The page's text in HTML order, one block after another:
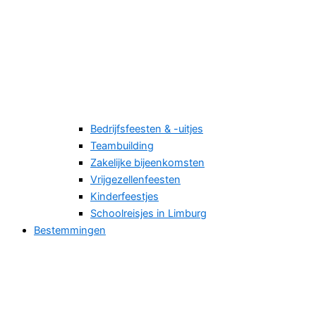
Bedrijfsfeesten & -uitjes
Teambuilding
Zakelijke bijeenkomsten
Vrijgezellenfeesten
Kinderfeestjes
Schoolreisjes in Limburg
Bestemmingen